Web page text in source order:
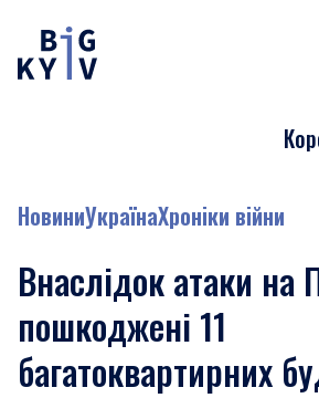
НовиниУкраїнаХроніки війни
Внаслідок атаки на
пошкоджені 11
багатоквартирних